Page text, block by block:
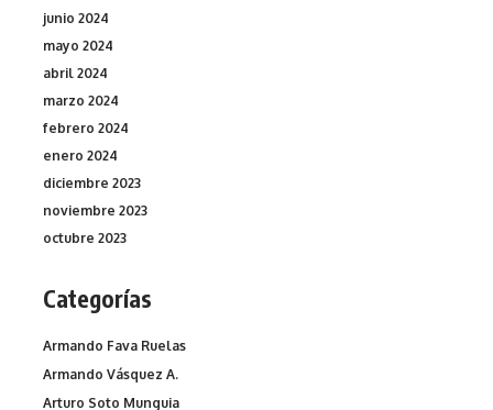
junio 2024
mayo 2024
abril 2024
marzo 2024
febrero 2024
enero 2024
diciembre 2023
noviembre 2023
octubre 2023
Categorías
Armando Fava Ruelas
Armando Vásquez A.
Arturo Soto Munguia